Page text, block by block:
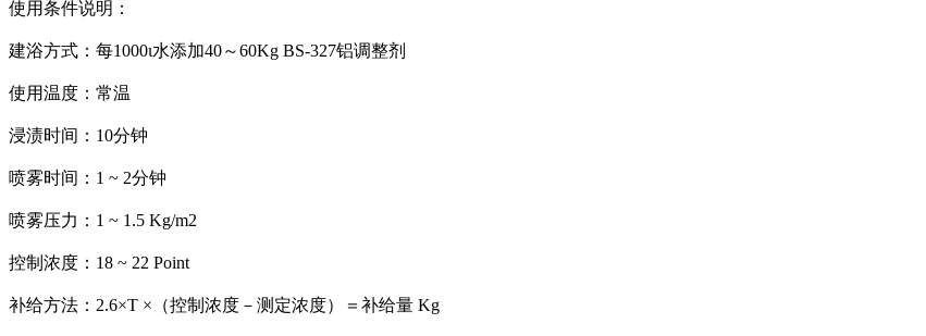
使用条件说明：
建浴方式：每1000ι水添加40～60Kg BS-327铝调整剂
使用温度：常温
浸渍时间：10分钟
喷雾时间：1 ~ 2分钟
喷雾压力：1 ~ 1.5 Kg/m2
控制浓度：18 ~ 22 Point
补给方法：2.6×T ×（控制浓度－测定浓度）＝补给量 Kg